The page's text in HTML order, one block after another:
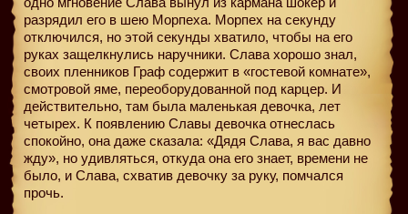
разрядил его в шею Морпеха. Морпех на секунду
отключился, но этой секунды хватило, чтобы на его
руках защелкнулись наручники. Слава хорошо знал,
своих пленников Граф содержит в «гостевой комнате»,
смотровой яме, переоборудованной под карцер. И
действительно, там была маленькая девочка, лет
четырех. К появлению Славы девочка отнеслась
спокойно, она даже сказала: «Дядя Слава, я вас давно
жду», но удивляться, откуда она его знает, времени не
было, и Слава, схватив девочку за руку, помчался
прочь.